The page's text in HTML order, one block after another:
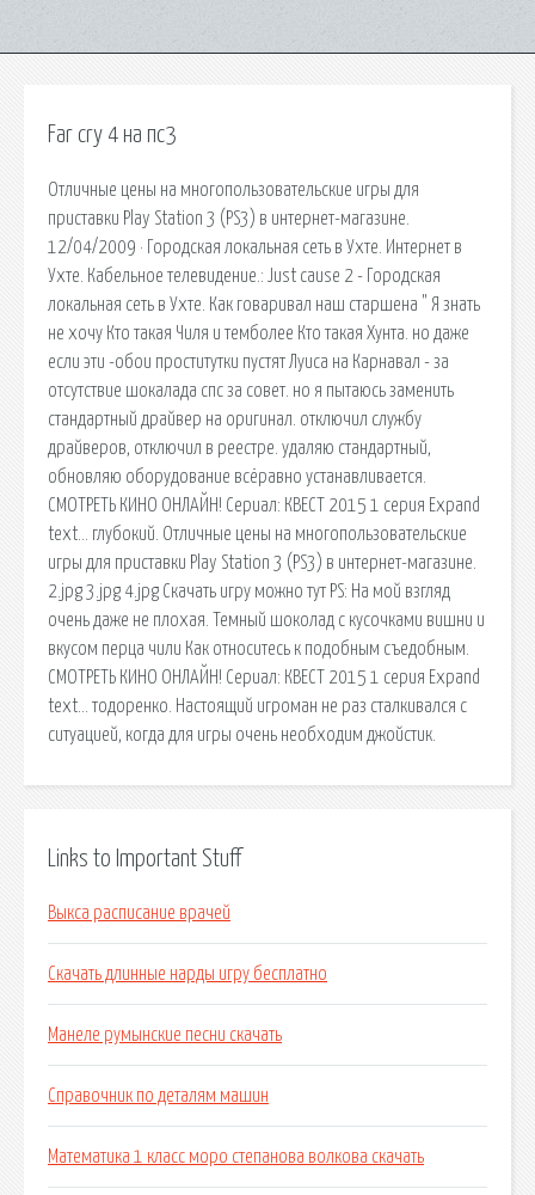
Far cry 4 на пс3
Отличные цены на многопользовательские игры для
приставки Play Station 3 (PS3) в интернет-магазине.
12/04/2009 · Городская локальная сеть в Ухте. Интернет в
Ухте. Кабельное телевидение.: Just cause 2 - Городская
локальная сеть в Ухте. Как говаривал наш старшена " Я знать
не хочу Кто такая Чиля и темболее Кто такая Хунта. но даже
если эти -обои проститутки пустят Луиса на Карнавал - за
отсутствие шокалада спс за совет. но я пытаюсь заменить
стандартный драйвер на оригинал. отключил службу
драйверов, отключил в реестре. удаляю стандартный,
обновляю оборудование всёравно устанавливается.
СМОТРЕТЬ КИНО ОНЛАЙН! Сериал: КВЕСТ 2015 1 серия Expand
text… глубокий. Отличные цены на многопользовательские
игры для приставки Play Station 3 (PS3) в интернет-магазине.
2.jpg 3.jpg 4.jpg Скачать игру можно тут PS: На мой взгляд
очень даже не плохая. Темный шоколад с кусочками вишни и
вкусом перца чили Как относитесь к подобным съедобным.
СМОТРЕТЬ КИНО ОНЛАЙН! Сериал: КВЕСТ 2015 1 серия Expand
text… тодоренко. Настоящий игроман не раз сталкивался с
ситуацией, когда для игры очень необходим джойстик.
Links to Important Stuff
Выкса расписание врачей
Скачать длинные нарды игру бесплатно
Манеле румынские песни скачать
Справочник по деталям машин
Математика 1 класс моро степанова волкова скачать